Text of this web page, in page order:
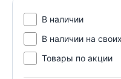
В наличии
В наличии на
Товары по акции